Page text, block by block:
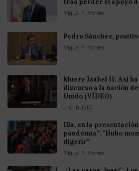
Miguel P. Montes
Pedro Sánchez,
Miguel P. Montes
Muere Isabel II: Así
discurso a la nación
Unido (VÍDEO)
J. C. RUBIO
Illa, en la presentación
pandemia": "Hubo
digerir"
Miguel P. Montes